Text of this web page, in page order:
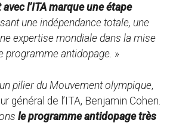
l’ITA marque une étape
une indépendance totale, une
expertise mondiale dans la mise
programme antidopage. »
pilier du Mouvement olympique,
général de l’ITA, Benjamin Cohen.
le programme antidopage très